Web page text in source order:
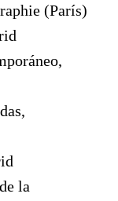
(París)
la